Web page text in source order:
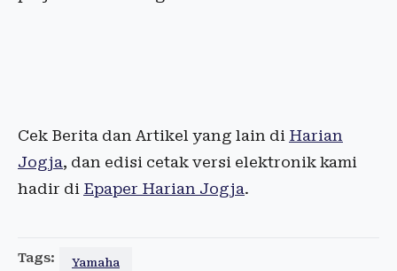
Cek Berita dan Artikel yang lain di Harian
Jogja, dan edisi cetak versi elektronik kami
hadir di Epaper Harian Jogja.
Tags: Yamaha